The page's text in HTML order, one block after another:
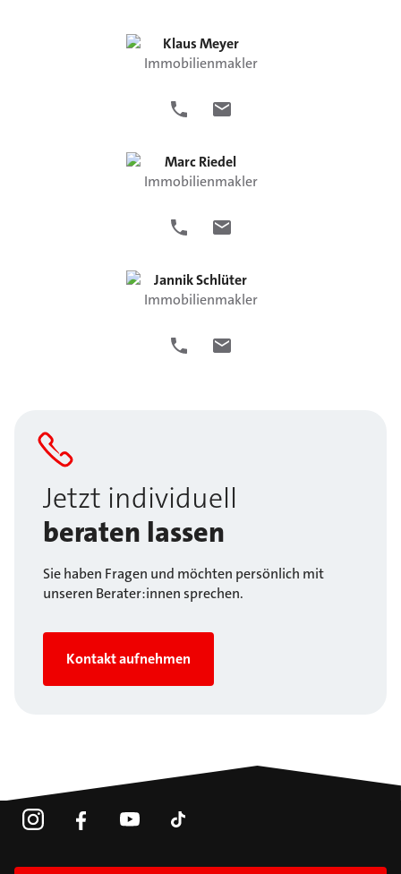
KlausMeyer
Immobilienmakler
MarcRiedel
Immobilienmakler
JannikSchlüter
Immobilienmakler
Jetzt individuell
beraten lassen
Sie haben Fragen und möchten persönlich mit
unseren Berater:innen sprechen.
Kontakt aufnehmen